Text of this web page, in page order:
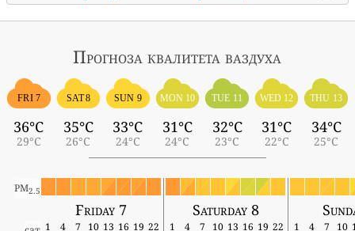
Прогноза квалитета ваздуха
FRI 7
36°C
29°C
SAT 8
35°C
26°C
SUN 9
33°C
24°C
MON 10
31°C
24°C
TUE 11
32°C
23°C
WED 12
31°C
22°C
THU 13
34°C
25°C
PM2.5
Friday 7 Saturday 8
1 4 7 10 13 16 19 22 1 4 7 10 13 16 19 22 1 4 7 10